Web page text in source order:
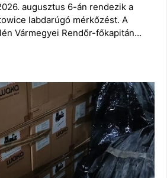
augusztus 6-án rendezik a
labdarúgó mérkőzést. A
Vármegyei Rendőr-főkapitán…